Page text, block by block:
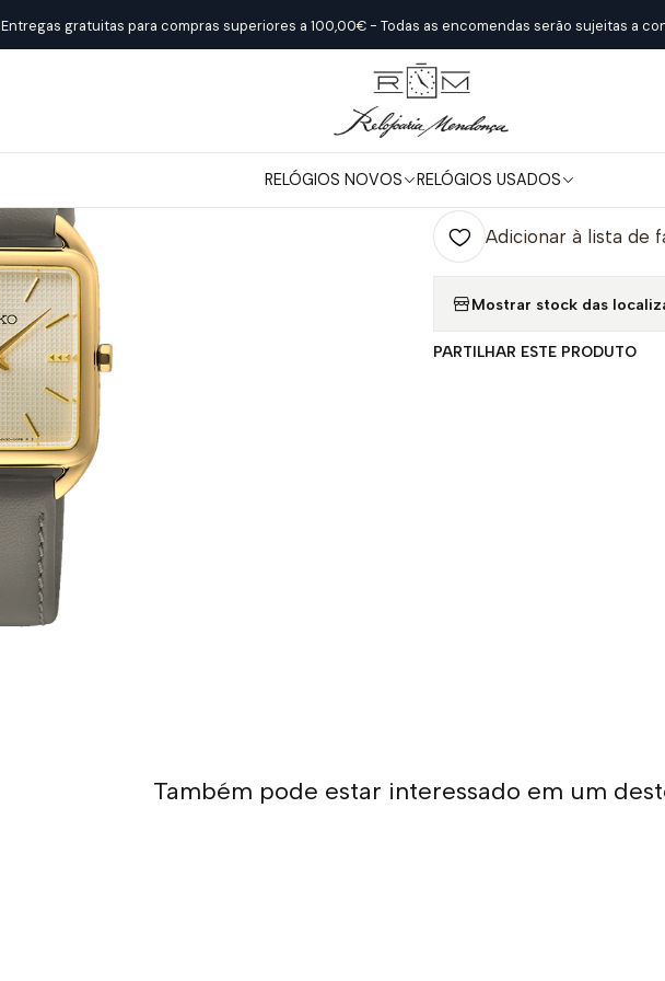
RELÓGIOS NOVOS RELÓGIOS USADOS
Entregas gratuitas para compras superiores a 100,00€ - Todas as encomendas serão sujeitas a
Início Relógios Novos Seiko Ladies Quartzo
|
Ladies
Quantidade
Adicionar à lista de
Mostrar stock das
PARTILHAR ESTE PRODUTO
Também pode estar interessado em um